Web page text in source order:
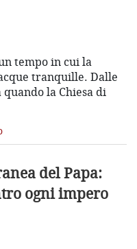
tempo in cui la
tranquille. Dalle
la Chiesa di
del Papa:
ogni impero